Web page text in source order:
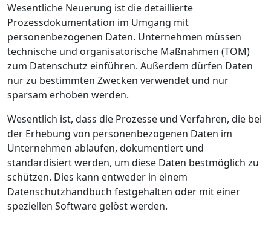
Wesentliche Neuerung ist die detaillierte
Prozessdokumentation im Umgang mit
personenbezogenen Daten. Unternehmen müssen
technische und organisatorische Maßnahmen (TOM)
zum Datenschutz einführen. Außerdem dürfen Daten
nur zu bestimmten Zwecken verwendet und nur
sparsam erhoben werden.
Wesentlich ist, dass die Prozesse und Verfahren, die bei
der Erhebung von personenbezogenen Daten im
Unternehmen ablaufen, dokumentiert und
standardisiert werden, um diese Daten bestmöglich zu
schützen. Dies kann entweder in einem
Datenschutzhandbuch festgehalten oder mit einer
speziellen Software gelöst werden.